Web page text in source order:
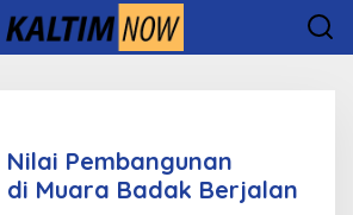
Nilai Pembangunan
di Muara Badak Berjalan